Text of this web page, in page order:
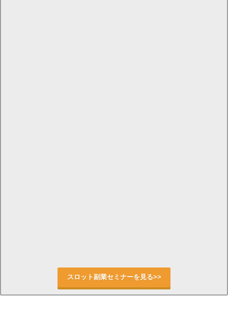
スロット副業セミナーを見る>>